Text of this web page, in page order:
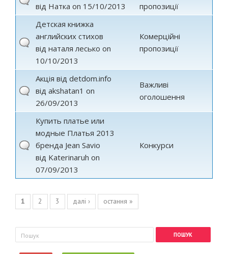
від Натка on 15/10/2013
пропозиції
Детская книжка
английских стихов
від наталя лесько on
10/10/2013
Комерційні
пропозиції
Акція від detdom.info
від akshatan1 on
26/09/2013
Важливі
оголошення
Купить платье или
модные Платья 2013
бренда Jean Savio
від Katerinaruh on
07/09/2013
Конкурси
Сторінки
1 2 3 далі › остання »
Пошукова форма
Пошук